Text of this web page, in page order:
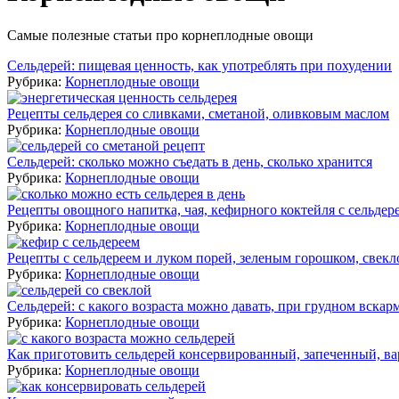
Самые полезные статьи про корнеплодные овощи
Сельдерей: пищевая ценность, как употреблять при похудении
Рубрика: Корнеплодные овощи
Рецепты сельдерея со сливками, сметаной, оливковым маслом
Рубрика: Корнеплодные овощи
Сельдерей: сколько можно съедать в день, сколько хранится
Рубрика: Корнеплодные овощи
Рецепты овощного напитка, чая, кефирного коктейля с
Рубрика: Корнеплодные овощи
Рецепты с сельдереем и луком порей, зеленым горошком,
Рубрика: Корнеплодные овощи
Сельдерей: с какого возраста можно давать, при грудном
Рубрика: Корнеплодные овощи
Как приготовить сельдерей консервированный, запеченный,
Рубрика: Корнеплодные овощи